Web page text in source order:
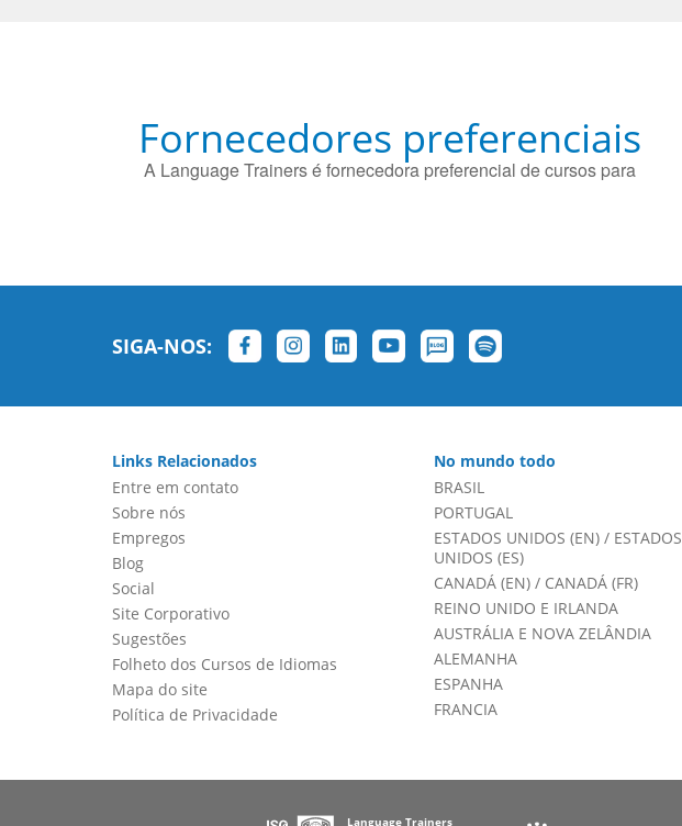
Fornecedores preferenciais
A Language Trainers é fornecedora preferencial de cursos para
SIGA-NOS:
Links Relacionados
Entre em contato
Sobre nós
Empregos
Blog
Social
Site Corporativo
Sugestões
Folheto dos Cursos de Idiomas
Mapa do site
Política de Privacidade
No mundo todo
BRASIL
PORTUGAL
ESTADOS UNIDOS (EN)/ ESTADOS
UNIDOS (ES)
CANADÁ (EN)/ CANADÁ (FR)
REINO UNIDO E IRLANDA
AUSTRÁLIA E NOVA ZELÂNDIA
ALEMANHA
ESPANHA
FRANCIA